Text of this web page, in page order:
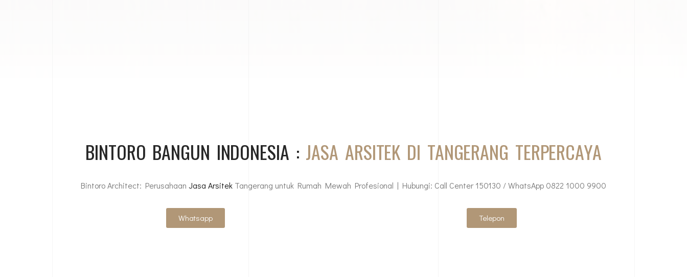
BINTORO BANGUN INDONESIA : JASA ARSITEK DI TANGERANG TERPERCAYA
Bintoro Architect: Perusahaan Jasa Arsitek Tangerang untuk Rumah Mewah Profesional | Hubungi: Call Center 150130 / WhatsApp 0822 1000 9900
Whatsapp Telepon